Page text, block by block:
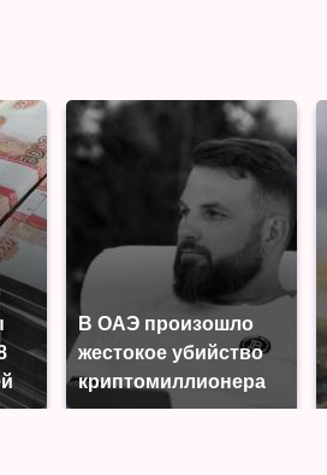
В ОАЭ произошло
жестокое убийство
криптомиллионера